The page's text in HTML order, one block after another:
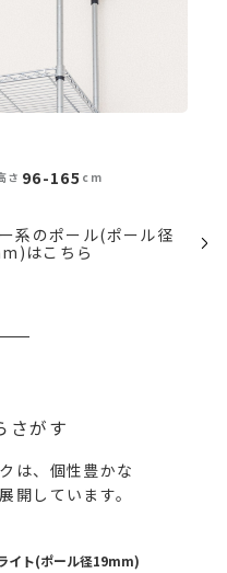
96-165
系のポール(ポール径
はこちら
さがす
は、個性豊かな
開しています。
イト(ポール径19mm)